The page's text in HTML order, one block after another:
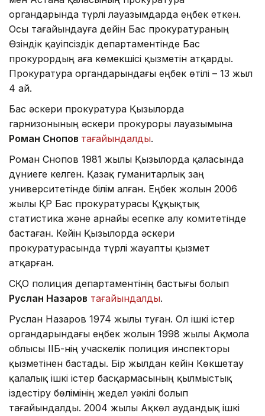
органдарында түрлі лауазымдарда еңбек еткен.
Осы тағайындауға дейін Бас прокуратураның
Өзіндік қауіпсіздік департаментінде Бас
прокурордың аға көмекшісі қызметін атқарды.
Прокуратура органдарындағы еңбек өтілі – 13 жыл
4 ай.
Бас әскери прокуратура Қызылорда
гарнизонының әскери прокуроры лауазымына
Роман Снопов тағайындалды.
Роман Снопов 1981 жылы Қызылорда қаласында
дүниеге келген. Қазақ гуманитарлық заң
университетінде білім алған. Еңбек жолын 2006
жылы ҚР Бас прокуратурасы Құқықтық
статистика және арнайы есепке алу комитетінде
бастаған. Кейін Қызылорда әскери
прокуратурасында түрлі жауапты қызмет
атқарған.
СҚО полиция департаментінің бастығы болып
Руслан Назаров тағайындалды.
Руслан Назаров 1974 жылы туған. Ол ішкі істер
органдарындағы еңбек жолын 1998 жылы Ақмола
облысы ІІБ-нің учаскелік полиция инспекторы
қызметінен бастады. Бір жылдан кейін Көкшетау
қалалық ішкі істер басқармасының қылмыстық
іздестіру бөлімінің жедел уәкілі болып
тағайындалды. 2004 жылы Ақкөл аудандық ішкі